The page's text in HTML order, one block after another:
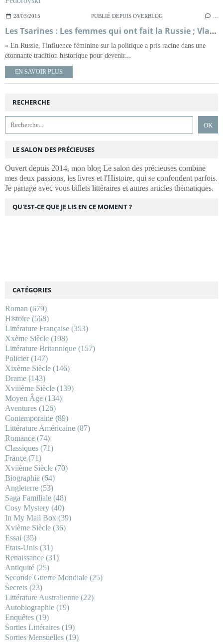
28/03/2015 PUBLIÉ DEPUIS OVERBLOG
Les Tsarines : Les femmes qui ont fait la Russie ; Vladimir Fédorovski
« En Russie, l'influence féminine sur la politique a pris racine dans une
étonnante tradition historique pour devenir...
EN SAVOIR PLUS
RECHERCHE
LE SALON DES PRÉCIEUSES
Ouvert depuis 2014, mon blog Le salon des précieuses combine
mes deux passions, les livres et l'Histoire, qui se confondent parfois.
Je partage avec vous billets littéraires et autres articles thématiques.
CATÉGORIES
Roman (679)
Histoire (568)
Littérature Française (353)
Xxème Siècle (198)
Littérature Britannique (157)
Policier(147)
Xixème Siècle (146)
Drame (143)
Xviiième Siècle (139)
Moyen Âge (134)
Aventures (126)
Contemporaine (89)
Littérature Américaine (87)
Romance (74)
Classiques (71)
France (71)
Xviième Siècle (70)
Biographie (64)
Angleterre (53)
Saga Familiale (48)
Cosy Mystery (40)
In My Mail Box (39)
Xvième Siècle (36)
Essai (35)
Etats-Unis (31)
Renaissance (31)
Antiquité (25)
Seconde Guerre Mondiale (25)
Secrets (23)
Littérature Australienne (22)
Autobiographie (19)
Enquêtes (19)
Sorties Littéraires (19)
Sorties Mensuelles (19)
QU'EST-CE QUE JE LIS EN CE MOMENT ?